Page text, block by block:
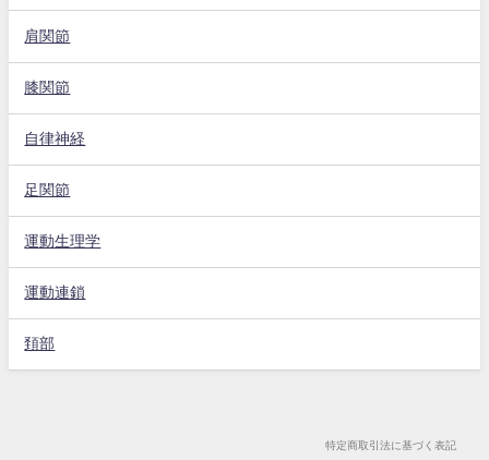
肩関節
膝関節
自律神経
足関節
運動生理学
運動連鎖
頚部
特定商取引法に基づく表記